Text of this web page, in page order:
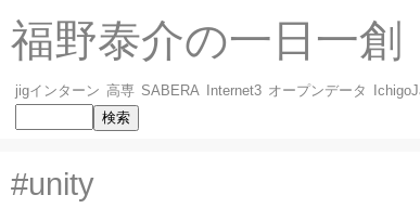
福野泰介の一日一創
jigインターン 高専 SABERA Internet3 オープンデータ
#unity